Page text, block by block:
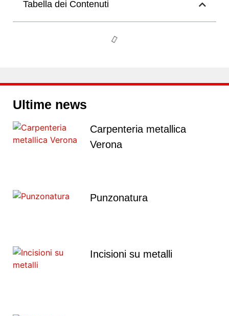
Tabella dei Contenuti
Ultime news
Carpenteria metallica
Verona
Punzonatura
Incisioni su metalli